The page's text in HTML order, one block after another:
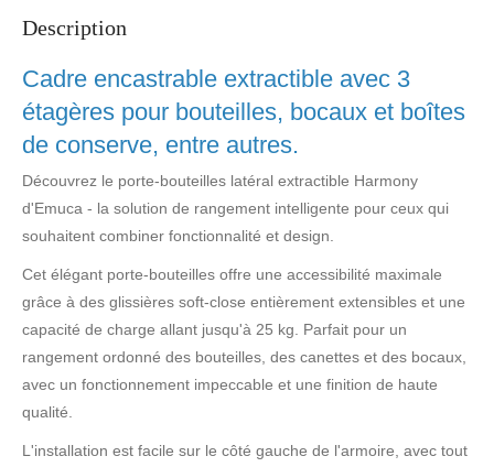
Description
Cadre encastrable extractible avec 3
étagères pour bouteilles, bocaux et boîtes
de conserve, entre autres.
Découvrez le porte-bouteilles latéral extractible Harmony
d'Emuca - la solution de rangement intelligente pour ceux qui
souhaitent combiner fonctionnalité et design.
Cet élégant porte-bouteilles offre une accessibilité maximale
grâce à des glissières soft-close entièrement extensibles et une
capacité de charge allant jusqu'à 25 kg. Parfait pour un
rangement ordonné des bouteilles, des canettes et des bocaux,
avec un fonctionnement impeccable et une finition de haute
qualité.
L'installation est facile sur le côté gauche de l'armoire, avec tout